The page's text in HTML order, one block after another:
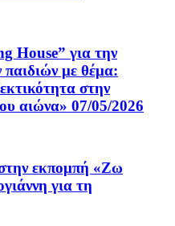
House” για την
με θέμα:
στην
αιώνα» 07/05/2026
εκπομπή «Ζω
για τη